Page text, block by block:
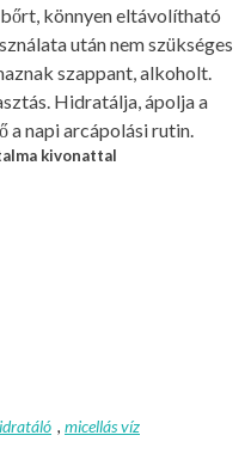
könnyen eltávolítható
után nem szükséges
szappant, alkoholt.
Hidratálja, ápolja a
a napi arcápolási rutin.
kivonattal
, micellás víz